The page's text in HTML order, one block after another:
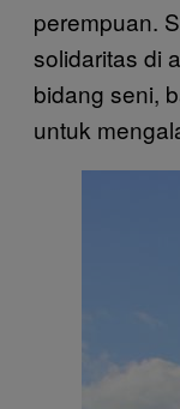
perempuan.
solidaritas di
bidang seni,
untuk